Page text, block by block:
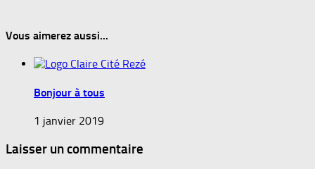
Vous aimerez aussi...
Bonjour à tous
1 janvier 2019
Laisser un commentaire